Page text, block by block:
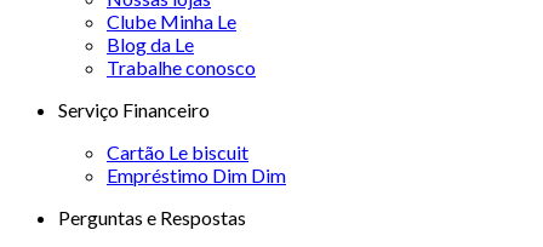
Clube Minha Le
Blog da Le
Trabalhe conosco
Serviço Financeiro
Cartão Le biscuit
Empréstimo Dim Dim
Perguntas e Respostas